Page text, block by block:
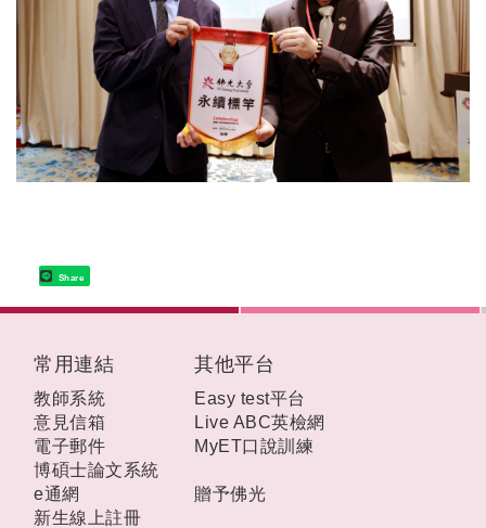
Share
常用連結
教師系統
意見信箱
電子郵件
博碩士論文系統
e通網
新生線上註冊
其他平台
Easy test平台
Live ABC英檢網
MyET口說訓練
贈予佛光